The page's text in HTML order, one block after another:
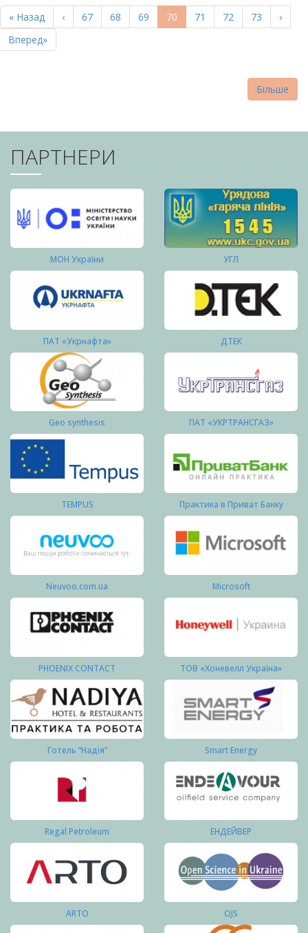
НА
СТОРІНКИ
Перша
сторінка
« Назад
Попередня
сторінка
‹ Page
67 Page
68 Page
69
Поточна
сторінка
70 Page
71 Page
72 Page
73
›
Остання
сторінка
Вперед»
Більше
ПАРТНЕРИ
МОН України УГЛ
ПАТ «Укрнафта» ДТЕК
Geo synthesis ПАТ «УКРТРАНСГАЗ»
TEMPUS Практика в Приват Банку
Neuvoo.com.ua Microsoft
PHOENIX CONTACT ТОВ «Хоневелл Україна»
Готель “Надія” Smart Energy
Regal Petroleum ЕНДЕЙВЕР
ARTO OJS